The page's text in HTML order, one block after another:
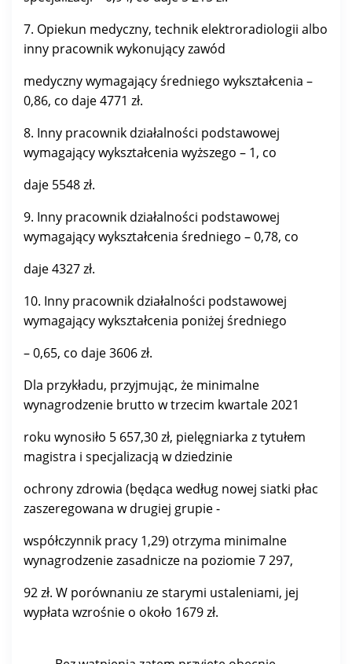
7. Opiekun medyczny, technik elektroradiologii albo
inny pracownik wykonujący zawód
medyczny wymagający średniego wykształcenia –
0,86, co daje 4771 zł.
8. Inny pracownik działalności podstawowej
wymagający wykształcenia wyższego – 1, co
daje 5548 zł.
9. Inny pracownik działalności podstawowej
wymagający wykształcenia średniego – 0,78, co
daje 4327 zł.
10. Inny pracownik działalności podstawowej
wymagający wykształcenia poniżej średniego
– 0,65, co daje 3606 zł.
Dla przykładu, przyjmując, że minimalne
wynagrodzenie brutto w trzecim kwartale 2021
roku wynosiło 5 657,30 zł, pielęgniarka z tytułem
magistra i specjalizacją w dziedzinie
ochrony zdrowia (będąca według nowej siatki płac
zaszeregowana w drugiej grupie -
współczynnik pracy 1,29) otrzyma minimalne
wynagrodzenie zasadnicze na poziomie 7 297,
92 zł. W porównaniu ze starymi ustaleniami, jej
wypłata wzrośnie o około 1679 zł.